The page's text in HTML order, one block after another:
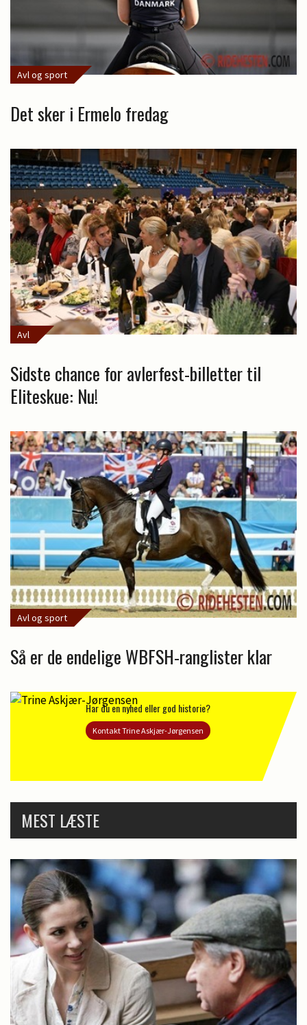
Avl og sport
Det sker i Ermelo fredag
Avl
Sidste chance for avlerfest-billetter til
Eliteskue: Nu!
Avl og sport
Så er de endelige WBFSH-ranglister klar
Har du en nyhed eller god historie?
Kontakt Trine Askjær-Jørgensen
MEST LÆSTE